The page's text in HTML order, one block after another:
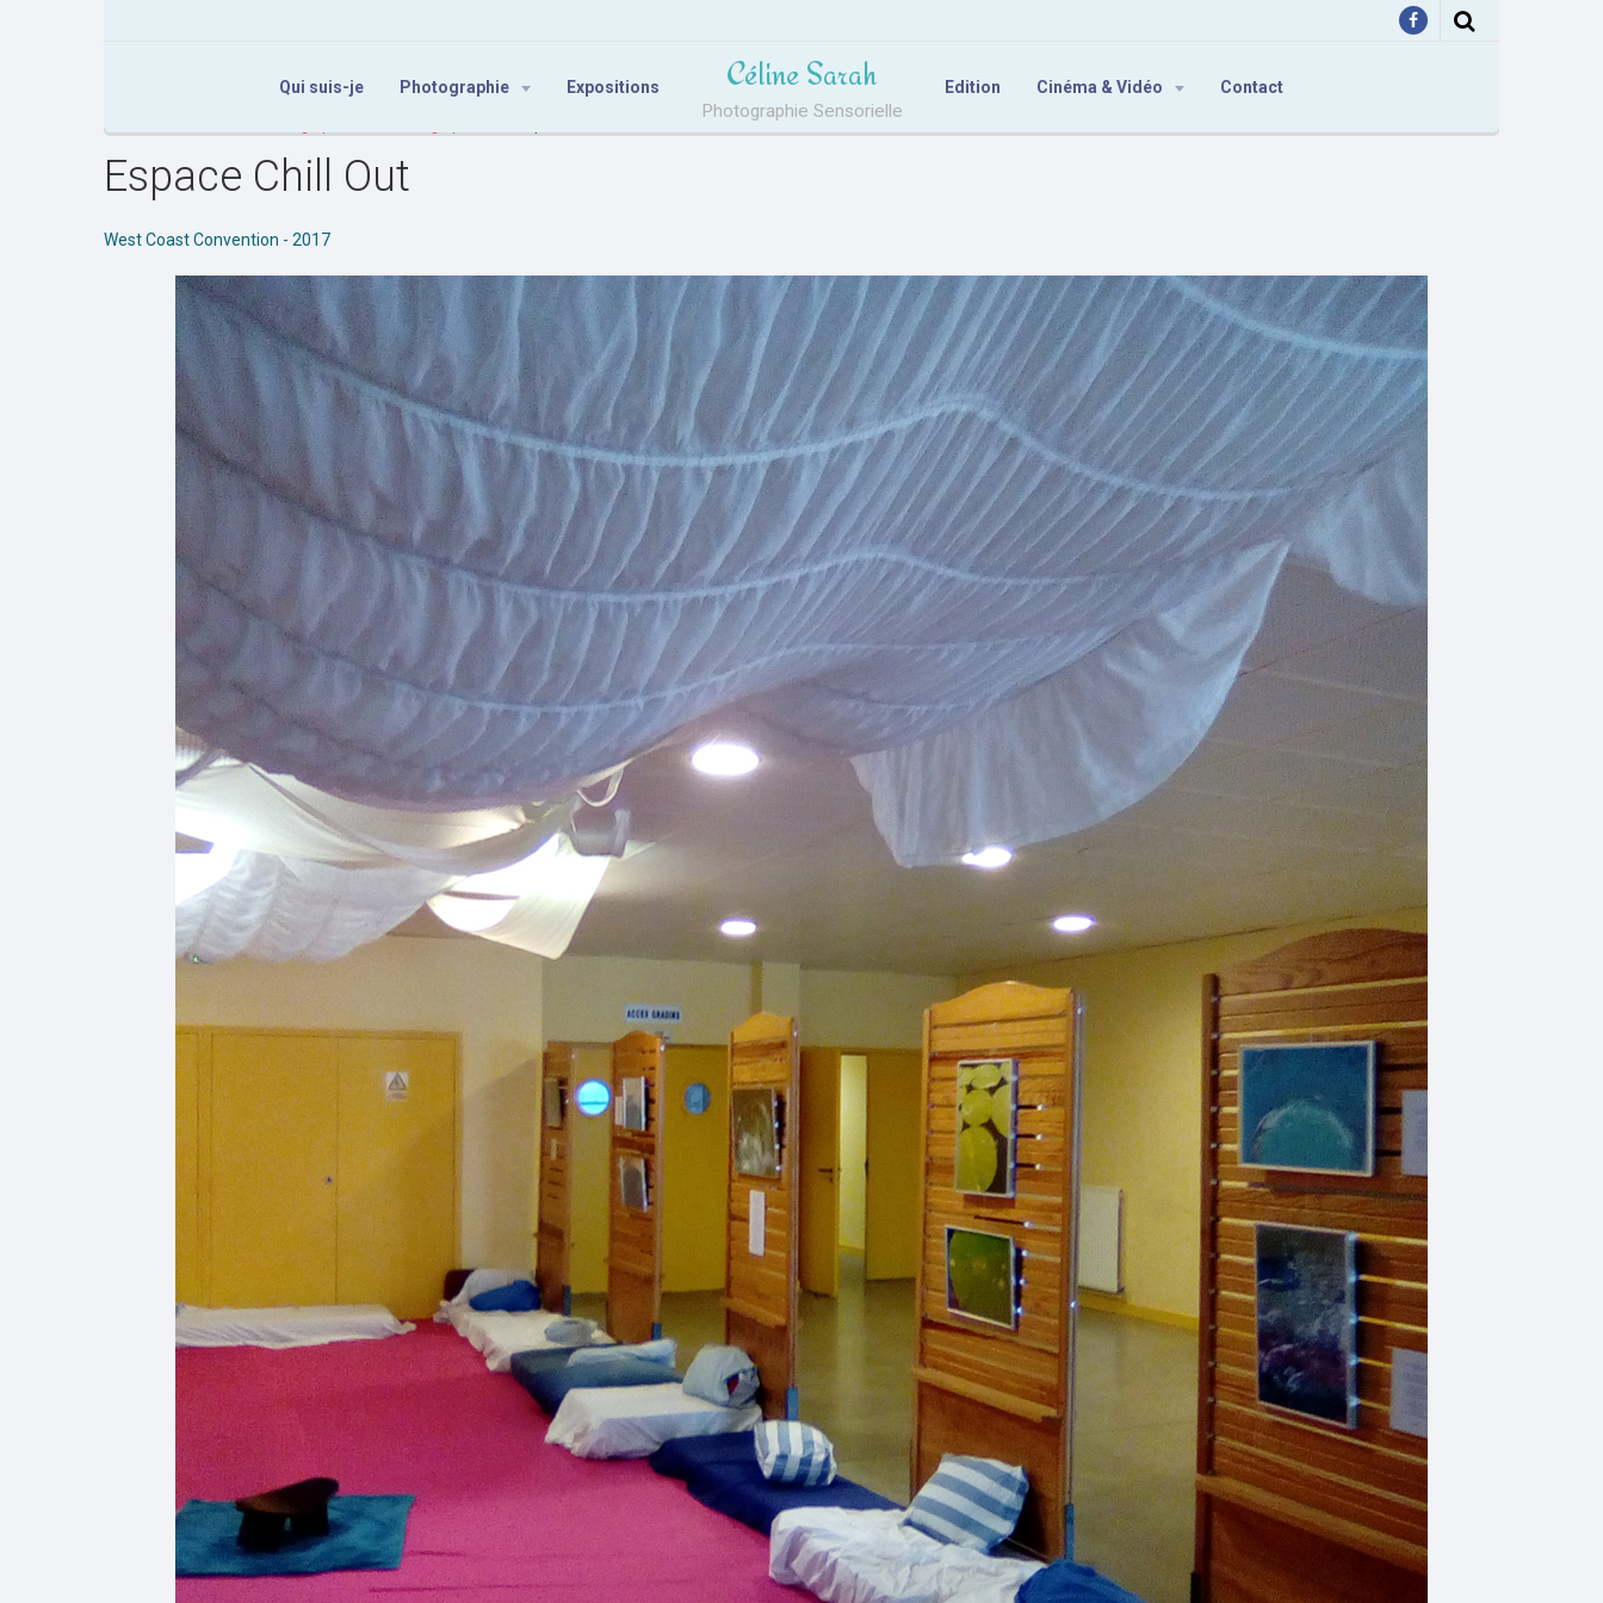
Qui suis-je Photographie Expositions Céline Sarah
Photographie Sensorielle
Edition Cinéma & Vidéo Contact
Accueil
Espace Chill Out
West Coast Convention - 2017